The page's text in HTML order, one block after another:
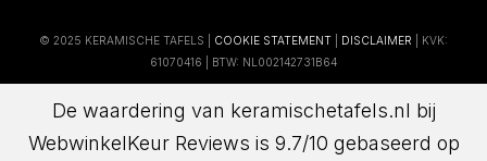
© 2025 KERAMISCHE TAFELS | COOKIE STATEMENT DISCLAIMER | KVK:
61070416 | BTW: NL002142731B64
De waardering van keramischetafels.nl bij
WebwinkelKeur Reviews is 9.7/10 gebaseerd op